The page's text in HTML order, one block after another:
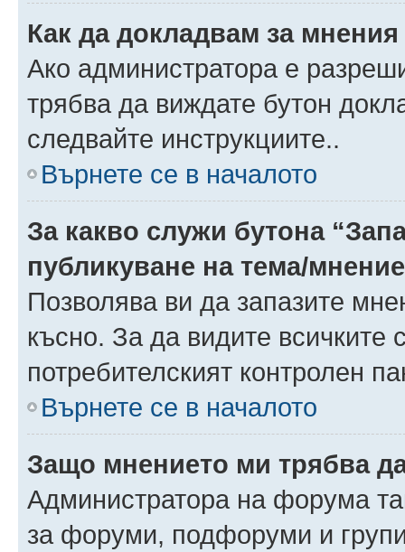
Как да докладвам за
Ако администратора е
трябва да виждате бутон
следвайте инструкциите..
Върнете се в началото
За какво служи бутона
публикуване на тема/
Позволява ви да запазите
късно. За да видите всичките
потребителският контролен
Върнете се в началото
Защо мнението ми трябва
Администратора на форума
за форуми, подфоруми и